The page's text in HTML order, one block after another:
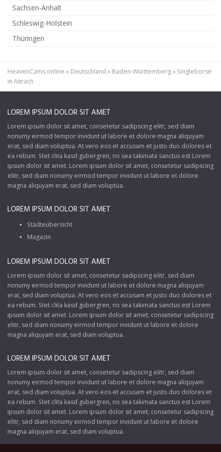
Sachsen-Anhalt
Schleswig-Holstein
Thüringen
HeavenCams.online » Deutschland » Baden-Württemberg» Singlebörse
in Aitrach
LOREM IPSUM DOLOR SIT AMET
Lorem ipsum dolor sit amet, consetetur sadipscing elitr, sed diam
nonumy eirmod tempor invidunt ut labore et dolore magna aliquyam
erat, sed diam voluptua. At vero eos et accusam et justo duo dolores et
ea rebum. Stet clita kasd gubergren, no sea takimata sanctus est Lorem
ipsum dolor sit amet. Lorem ipsum dolor sit amet, consetetur sadipscing
elitr, sed diam nonumy eirmod tempor invidunt ut labore et dolore
magna aliquyam erat, sed diam voluptua.
LOREM IPSUM DOLOR SIT AMET
Städteübersicht
Magazin
LOREM IPSUM DOLOR SIT AMET
Lorem ipsum dolor sit amet, consetetur sadipscing elitr, sed diam
nonumy eirmod tempor invidunt ut labore et dolore magna aliquyam
erat, sed diam voluptua. At vero eos et accusam et justo duo dolores et
ea rebum. Stet clita kasd gubergren, no sea takimata sanctus est Lorem
ipsum dolor sit amet. Lorem ipsum dolor sit amet, consetetur sadipscing
elitr, sed diam nonumy eirmod tempor invidunt ut labore et dolore
magna aliquyam erat, sed diam voluptua.
LOREM IPSUM DOLOR SIT AMET
Lorem ipsum dolor sit amet, consetetur sadipscing elitr, sed diam
nonumy eirmod tempor invidunt ut labore et dolore magna aliquyam
erat, sed diam voluptua. At vero eos et accusam et justo duo dolores et
ea rebum. Stet clita kasd gubergren, no sea takimata sanctus est Lorem
ipsum dolor sit amet. Lorem ipsum dolor sit amet, consetetur sadipscing
elitr, sed diam nonumy eirmod tempor invidunt ut labore et dolore
magna aliquyam erat, sed diam voluptua.